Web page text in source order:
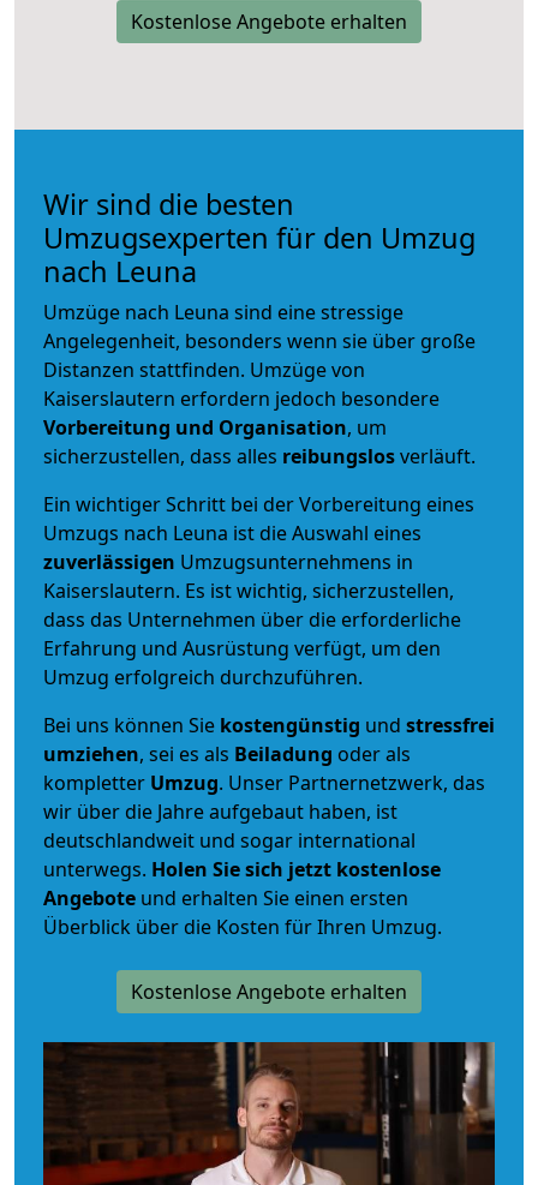
Kostenlose Angebote erhalten
Wir sind die besten
Umzugsexperten für den Umzug
nach Leuna
Umzüge nach Leuna sind eine stressige
Angelegenheit, besonders wenn sie über große
Distanzen stattfinden. Umzüge von
Kaiserslautern erfordern jedoch besondere
Vorbereitung und Organisation, um
sicherzustellen, dass alles reibungslosverläuft.
Ein wichtiger Schritt bei der Vorbereitung eines
Umzugs nach Leuna ist die Auswahl eines
zuverlässigen Umzugsunternehmens in
Kaiserslautern. Es ist wichtig, sicherzustellen,
dass das Unternehmen über die erforderliche
Erfahrung und Ausrüstung verfügt, um den
Umzug erfolgreich durchzuführen.
Bei uns können Sie kostengünstig und stressfrei
umziehen, sei es als Beiladung oder als
kompletter Umzug. Unser Partnernetzwerk, das
wir über die Jahre aufgebaut haben, ist
deutschlandweit und sogar international
unterwegs. Holen Sie sich jetzt kostenlose
Angebote und erhalten Sie einen ersten
Überblick über die Kosten für Ihren Umzug.
Kostenlose Angebote erhalten